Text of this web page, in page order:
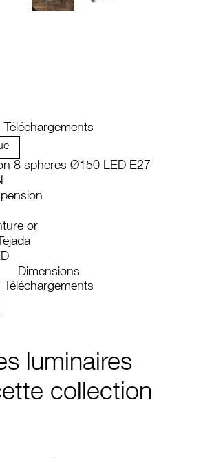
Téléchargements
8 spheres Ø150 LED E27
or
Dimensions
Téléchargements
luminaires
collection